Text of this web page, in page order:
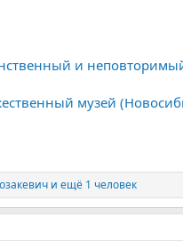
и
музей
и ещё 1 человек